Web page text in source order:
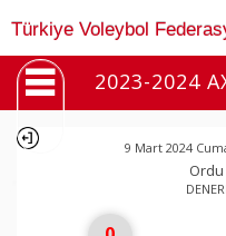
Türkiye Voleybol
2023-2024
9 Mart 2024
Ordu